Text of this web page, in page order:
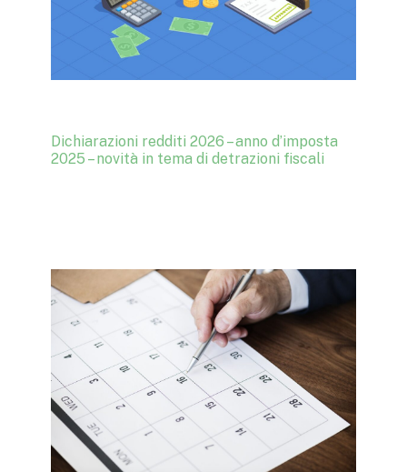
Dichiarazioni redditi 2026 – anno d’imposta
2025 – novità in tema di detrazioni fiscali